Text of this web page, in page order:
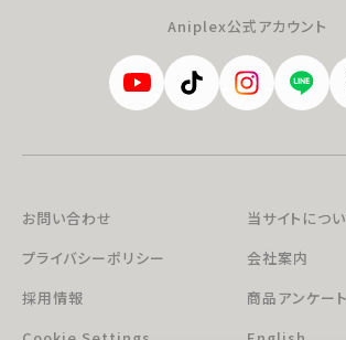
Aniplex公式アカウント
お問い合わせ
当サイトにつ
プライバシーポリシー
会社案内
採用情報
商品アンケート